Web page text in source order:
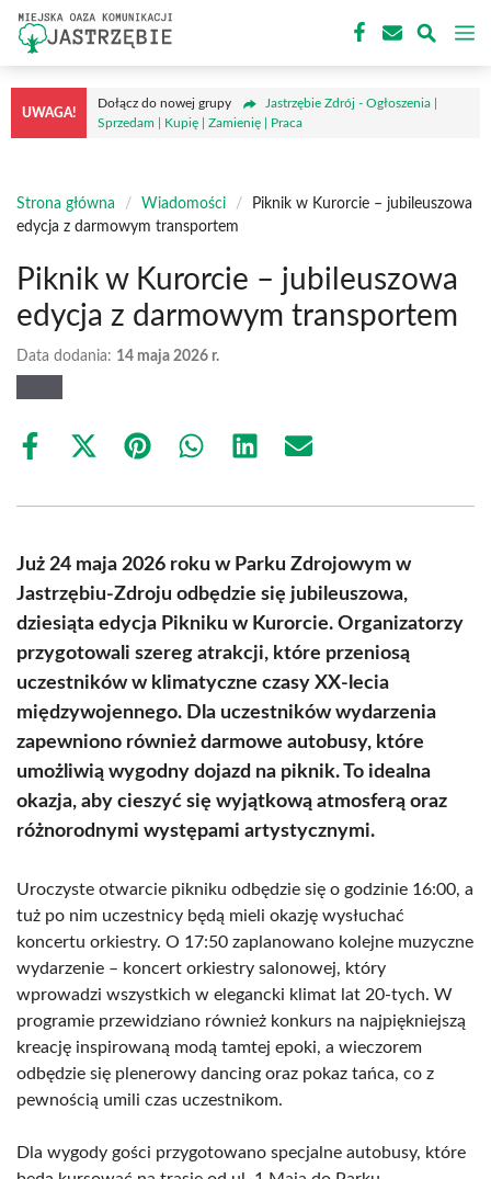
Przejdź
treści
UWAGA!
Dołącz do nowej grupy
Jastrzębie Zdrój - Ogłoszenia |
Sprzedam | Kupię | Zamienię | Praca
Strona główna / Wiadomości /
Piknik w Kurorcie – jubileuszowa
edycja z darmowym transportem
Piknik w Kurorcie – jubileuszowa
edycja z darmowym transportem
Data dodania: 14 maja 2026 r.
Share
Share
(Twitter)
Share Share Share Share
Już 24 maja 2026 roku w Parku Zdrojowym w
Jastrzębiu-Zdroju odbędzie się jubileuszowa,
dziesiąta edycja Pikniku w Kurorcie. Organizatorzy
przygotowali szereg atrakcji, które przeniosą
uczestników w klimatyczne czasy XX-lecia
międzywojennego. Dla uczestników wydarzenia
zapewniono również darmowe autobusy, które
umożliwią wygodny dojazd na piknik. To idealna
okazja, aby cieszyć się wyjątkową atmosferą oraz
różnorodnymi występami artystycznymi.
Uroczyste otwarcie pikniku odbędzie się o godzinie 16:00, a
tuż po nim uczestnicy będą mieli okazję wysłuchać
koncertu orkiestry. O 17:50 zaplanowano kolejne muzyczne
wydarzenie – koncert orkiestry salonowej, który
wprowadzi wszystkich w elegancki klimat lat 20-tych. W
programie przewidziano również konkurs na najpiękniejszą
kreację inspirowaną modą tamtej epoki, a wieczorem
odbędzie się plenerowy dancing oraz pokaz tańca, co z
pewnością umili czas uczestnikom.
Dla wygody gości przygotowano specjalne autobusy, które